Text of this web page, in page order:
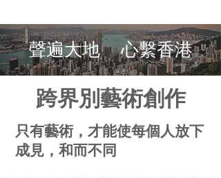
聲遍大地 心繫香港
跨界別藝術創作
只有藝術， 才能使每個人放下
成見，和而不同